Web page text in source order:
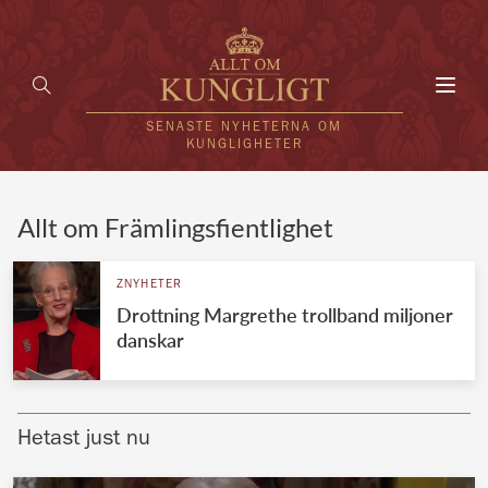
SENASTE NYHETERNA OM
KUNGLIGHETER
UTLÄNDSKT
VÄRLDENS KUNGAHUS
Brittiska kungahuset
Allt om Främlingsfientlighet
ZNYHETER
Drottning Margrethe trollband miljoner
danskar
Hetast just nu